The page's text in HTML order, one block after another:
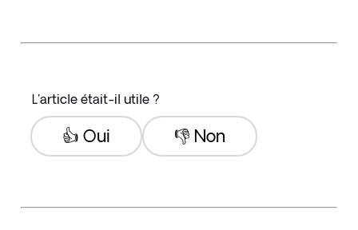
L'article était-il utile ?
👎 Non
👍 Oui